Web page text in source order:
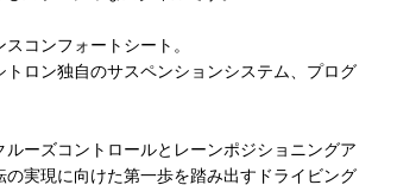
コンフォートシート。
ロン独自のサスペンションシステム、プログ
ーズコントロールとレーンポジショニングア
実現に向けた第一歩を踏み出すドライビング